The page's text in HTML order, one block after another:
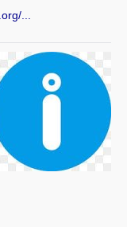
...